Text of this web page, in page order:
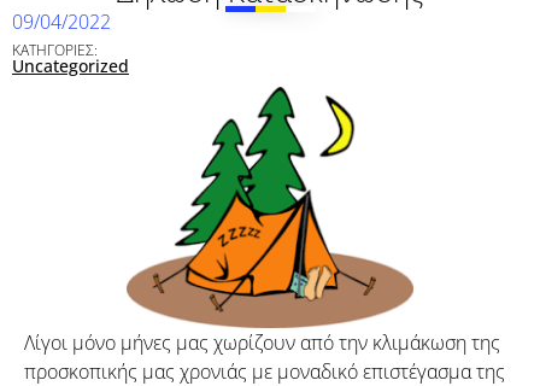
09/04/2022
ΚΑΤΗΓΟΡΙΕΣ:
Uncategorized
Λίγοι μόνο μήνες μας χωρίζουν από την κλιμάκωση της
προσκοπικής μας χρονιάς με μοναδικό επιστέγασμα της